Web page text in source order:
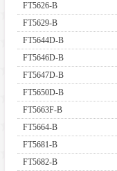
FT5626-B
FT5629-B
FT5644D-B
FT5646D-B
FT5647D-B
FT5650D-B
FT5663F-B
FT5664-B
FT5681-B
FT5682-B